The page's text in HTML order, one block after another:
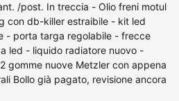
/post. In treccia - Olio freni motul
con db-killer estraibile - kit led
- porta targa regolabile - frecce
led - liquido radiatore nuovo -
gomme nuove Metzler con appena
Bollo già pagato, revisione ancora